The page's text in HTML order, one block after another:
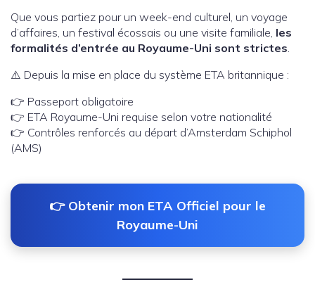
Que vous partiez pour un week-end culturel, un voyage
d’affaires, un festival écossais ou une visite familiale, les
formalités d’entrée au Royaume-Uni sont strictes.
⚠️ Depuis la mise en place du système ETA britannique :
👉 Passeport obligatoire
👉 ETA Royaume-Uni requise selon votre nationalité
👉 Contrôles renforcés au départ d’Amsterdam Schiphol
(AMS)
👉 Obtenir mon ETA Officiel pour le
Royaume-Uni